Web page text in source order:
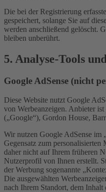
Die bei der Registrierung
gespeichert, solange Sie auf
werden anschließend gelöscht.
bleiben unberührt.
5. Analyse-Tools
Google AdSense (nicht
Diese Website nutzt Google
von Werbeanzeigen. Anbieter
(„Google“), Gordon House,
Wir nutzen Google AdSense im
Gegensatz zum personalisierten
daher nicht auf Ihrem früheren
Nutzerprofil von Ihnen erstellt.
der Werbung sogenannte
Die ausgewählten
nach Ihrem Standort, dem Inhalt